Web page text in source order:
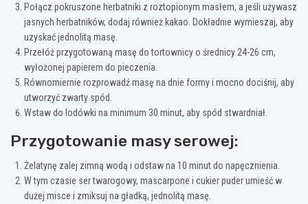
Połącz pokruszone herbatniki z roztopionym masłem, a jeśli używasz
jasnych herbatników, dodaj również kakao. Dokładnie wymieszaj, aby
uzyskać jednolitą masę.
Przełóż przygotowaną masę do tortownicy o średnicy 24-26 cm,
wyłożonej papierem do pieczenia.
Równomiernie rozprowadź masę na dnie formy i mocno dociśnij, aby
utworzyć zwarty spód.
Wstaw do lodówki na minimum 30 minut, aby spód stwardniał.
Przygotowanie masy serowej:
Żelatynę zalej zimną wodą i odstaw na 10 minut do napęcznienia.
W tym czasie ser twarogowy, mascarpone i cukier puder umieść w
dużej misce i zmiksuj na gładką, jednolitą masę.